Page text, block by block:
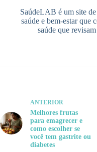
SaúdeLAB é um site
saúde e bem-estar que
saúde que
ANTERIOR
Melhores frutas
para emagrecer e
como escolher se
você tem gastrite ou
diabetes